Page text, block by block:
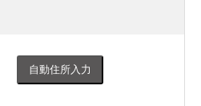
自動住所入力